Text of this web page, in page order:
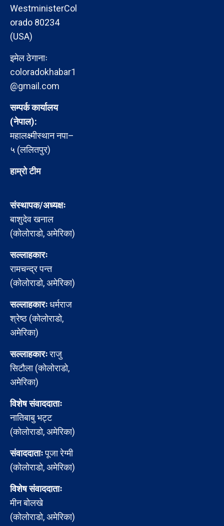
WestministerCol
orado 80234
(USA)
इमेल ठेगानाः
coloradokhabar1
@gmail.com
सम्पर्क कार्यालय
(नेपाल):
महालक्ष्मीस्थान नपा–
५ (ललितपुर)
हाम्रो टीम
संस्थापक/अध्यक्षः
बाशुदेव खनाल
(कोलोराडो, अमेरिका)
सल्लाहकारः
रामचन्द्र पन्त
(कोलोराडो, अमेरिका)
सल्लाहकारःधर्मराज
श्रेष्ठ (कोलोराडो,
अमेरिका)
सल्लाहकारःराजु
सिटौला (कोलोराडो,
अमेरिका)
विशेष संवाददाताः
नातिबाबु भट्ट
(कोलोराडो, अमेरिका)
संवाददाताःपूजा रेग्मी
(कोलोराडो, अमेरिका)
विशेष संवाददाताः
मीन बोलखे
(कोलोराडो, अमेरिका)